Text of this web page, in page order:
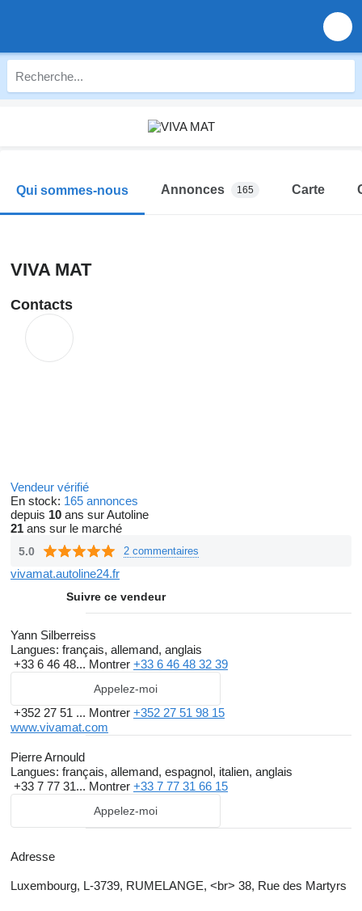
Qui sommes-nous Annonces 165 Carte
VIVA MAT
Contacts
Vendeur vérifié
En stock: 165 annonces
depuis 10 ans sur Autoline
21 ans sur le marché
5.0 2 commentaires
vivamat.autoline24.fr
Suivre ce vendeur
Yann Silberreiss
Langues: français, allemand, anglais
+33 6 46 48... Montrer +33 6 46 48 32 39
Appelez-moi
+352 27 51 ... Montrer +352 27 51 98 15
www.vivamat.com
Pierre Arnould
Langues: français, allemand, espagnol, italien, anglais
+33 7 77 31... Montrer +33 7 77 31 66 15
Appelez-moi
Adresse
Luxembourg, L-3739, RUMELANGE, <br> 38, Rue des Martyrs